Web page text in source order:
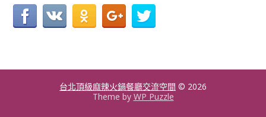
台北頂級麻辣火鍋餐廳交流空間 © 2026
Theme by WP Puzzle